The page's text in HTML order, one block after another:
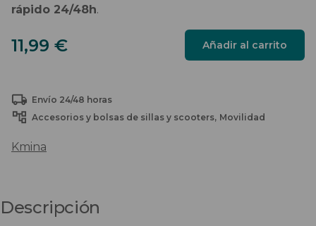
rápido 24/48h.
11,99 €BOLSA
PARA
RUEDAS
cantidad
Añadir al carrito
Envío 24/48 horas
Accesorios y bolsas de sillas y scooters Movilidad
Kmina
Descripción